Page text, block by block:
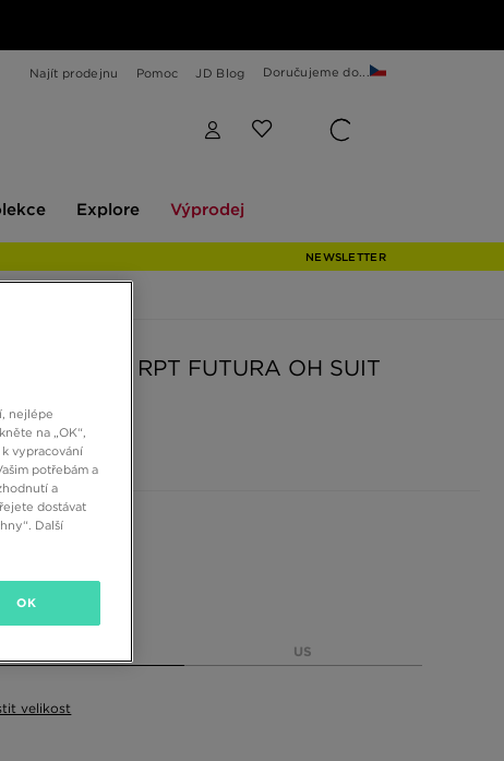
Najít prodejnu Pomoc JD Blog Doručujeme do...
Explore Výprodej
NEWSLETTER
SOUPRAVA RPT FUTURA OH SUIT
barvy
velikost
US
velikost
nejlépe
na „OK“,
vypracování
potřebám a
a
dostávat
Další
OK